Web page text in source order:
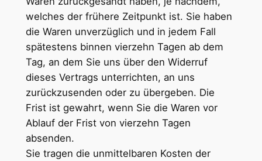
welches der frühere Zeitpunkt ist. Sie haben
die Waren unverzüglich und in jedem Fall
spätestens binnen vierzehn Tagen ab dem
Tag, an dem Sie uns über den Widerruf
dieses Vertrags unterrichten, an uns
zurückzusenden oder zu übergeben. Die
Frist ist gewahrt, wenn Sie die Waren vor
Ablauf der Frist von vierzehn Tagen
absenden.
Sie tragen die unmittelbaren Kosten der